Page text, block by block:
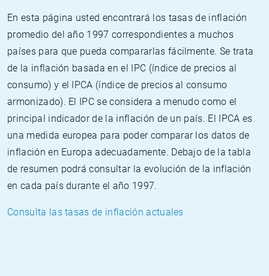
En esta página usted encontrará los tasas de inflación
promedio del año 1997 correspondientes a muchos
países para que pueda compararlas fácilmente. Se trata
de la inflación basada en el IPC (índice de precios al
consumo) y el IPCA (índice de precios al consumo
armonizado). El IPC se considera a menudo como el
principal indicador de la inflación de un país. El IPCA es
una medida europea para poder comparar los datos de
inflación en Europa adecuadamente. Debajo de la tabla
de resumen podrá consultar la evolución de la inflación
en cada país durante el año 1997.
Consulta las tasas de inflación actuales